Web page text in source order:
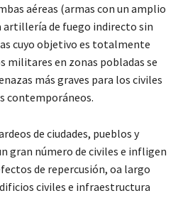
aéreas (armas con un amplio
artillería de fuego indirecto sin
cuyo objetivo es totalmente
militares en zonas pobladas se
más graves para los civiles
contemporáneos.
de ciudades, pueblos y
gran número de civiles e infligen
de repercusión, oa largo
civiles e infraestructura